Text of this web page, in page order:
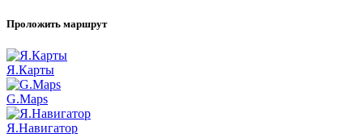
Проложить маршрут
Я.Карты
G.Maps
Я.Навигатор